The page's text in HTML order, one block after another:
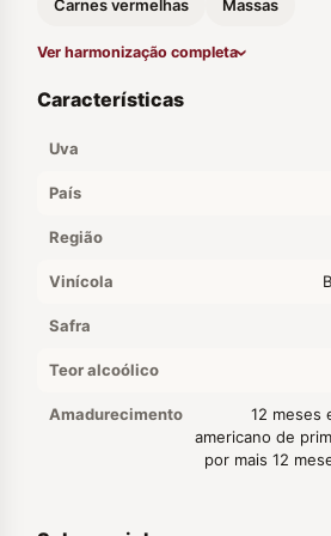
Carnes vermelhas Massas
Ver harmonização completa
Características
Uva
País
Região
Vinícola
Safra
Teor alcoólico
Amadurecimento
12 meses
americano de
por mais 12